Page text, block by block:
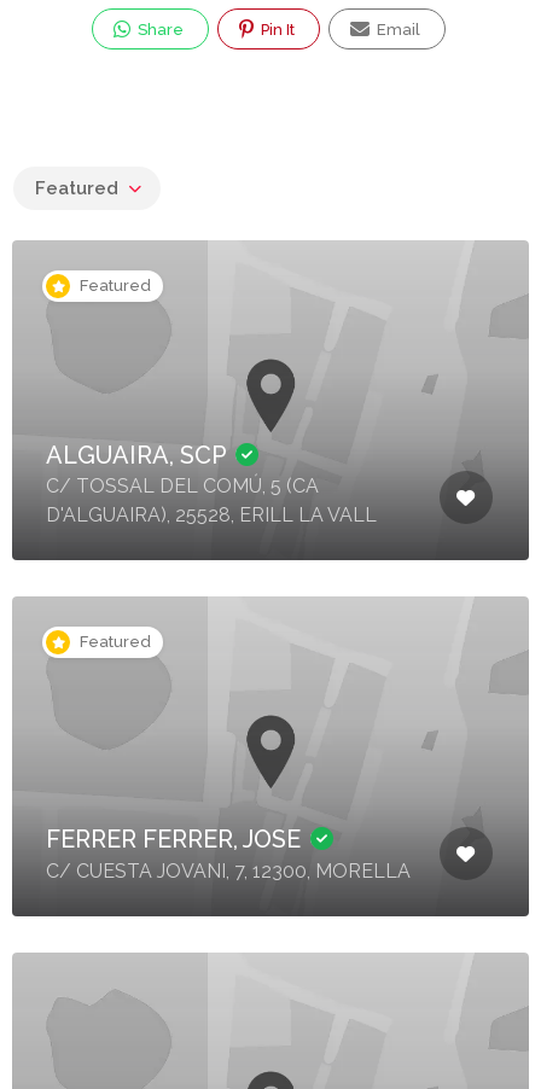
Share Pin It Email
Featured
Featured
ALGUAIRA, SCP
C/ TOSSAL DEL COMÚ, 5 (CA
D'ALGUAIRA), 25528, ERILL LA VALL
Featured
FERRER FERRER, JOSE
C/ CUESTA JOVANI, 7, 12300, MORELLA